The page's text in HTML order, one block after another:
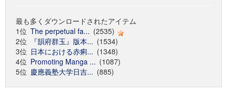
最も多くダウンロードされたアイテム
1位 The perpetual fa... (2535)
2位
『韻府群玉』版本... (1534)
3位 日本における赤痢... (1348)
4位 Promoting Manga ... (1087)
5位 慶應義塾大学日吉... (885)